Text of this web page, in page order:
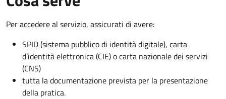
Per accedere al servizio, assicurati di avere:
SPID (sistema pubblico di identità digitale), carta
d’identità elettronica (CIE) o carta nazionale dei servizi
(CNS)
tutta la documentazione prevista per la presentazione
della pratica.